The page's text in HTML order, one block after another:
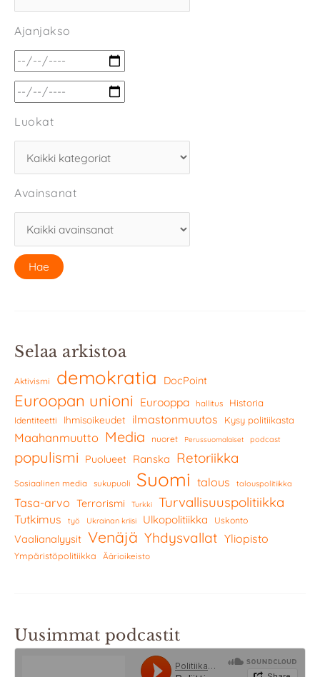
Ajanjakso
Luokat
Avainsanat
Selaa arkistoa
Aktivismi demokratia DocPoint
Euroopan unioni Eurooppa hallitus Historia
Identiteetti Ihmisoikeudet ilmastonmuutos Kysy politiikasta
Maahanmuutto Media nuoret Perussuomalaiset podcast
populismi Puolueet Ranska Retoriikka
Sosiaalinen media sukupuoli Suomi talous talouspolitiikka
Tasa-arvo Terrorismi Turkki Turvallisuuspolitiikka
Tutkimus työ Ukrainan kriisi Ulkopolitiikka Uskonto
Vaalianalyysit Venäjä Yhdysvallat Yliopisto
Ympäristöpolitiikka Äärioikeisto
Uusimmat podcastit